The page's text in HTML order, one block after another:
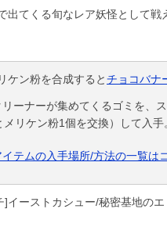
出てくる旬なレア妖怪として戦
ケン粉を合成するとチョコバナ
リーナーが集めてくるゴミを、
リケン粉1個を交換）して入
テムの入手場所/方法の一覧は
]イーストカシュー/秘密基地の